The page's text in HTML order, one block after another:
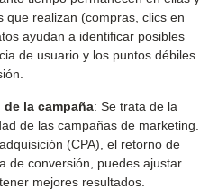
que realizan (compras, clics en
ayudan a identificar posibles
de usuario y los puntos débiles
la campaña: Se trata de la
de las campañas de marketing.
(CPA), el retorno de
de conversión, puedes ajustar
mejores resultados.